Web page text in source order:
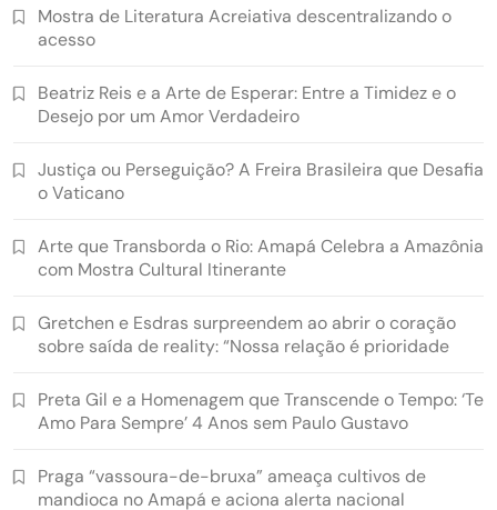
Mostra de Literatura Acreiativa descentralizando o
acesso
Beatriz Reis e a Arte de Esperar: Entre a Timidez e o
Desejo por um Amor Verdadeiro
Justiça ou Perseguição? A Freira Brasileira que Desafia
o Vaticano
Arte que Transborda o Rio: Amapá Celebra a Amazônia
com Mostra Cultural Itinerante
Gretchen e Esdras surpreendem ao abrir o coração
sobre saída de reality: “Nossa relação é prioridade
Preta Gil e a Homenagem que Transcende o Tempo: ‘Te
Amo Para Sempre’ 4 Anos sem Paulo Gustavo
Praga “vassoura-de-bruxa” ameaça cultivos de
mandioca no Amapá e aciona alerta nacional